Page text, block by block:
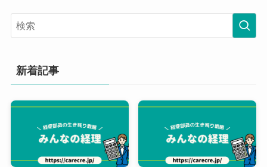
新着記事